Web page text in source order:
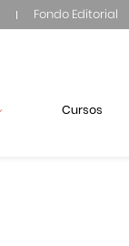
Fondo Editorial
Cursos